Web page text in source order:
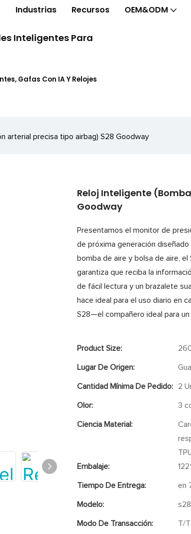
Industrias Recursos OEM&ODM
Inteligentes Para
Gafas Con IA Y Relojes
arterial precisa tipo airbag) S28 Goodway
Reloj Inteligente
Goodway
Presentamos el monitor de
de próxima generación
bomba de aire y bolsa de aire,
garantiza que reciba la
de fácil lectura y un brazalete
hace ideal para el uso diario en
S28—el compañero ideal para
Product Size:
Lugar De Origen:
Cantidad Mínima De Pedido: 2
Olor: 3
Ciencia Material:
Embalaje:
Tiempo De Entrega: en
Modelo: s28
Modo De Transacción: T/T